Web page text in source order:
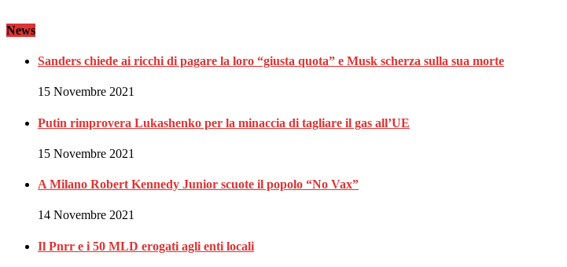
News
Sanders chiede ai ricchi di pagare la loro “giusta quota” e Musk scherza sulla sua morte
15 Novembre 2021
Putin rimprovera Lukashenko per la minaccia di tagliare il gas all’UE
15 Novembre 2021
A Milano Robert Kennedy Junior scuote il popolo “No Vax”
14 Novembre 2021
Il Pnrr e i 50 MLD erogati agli enti locali